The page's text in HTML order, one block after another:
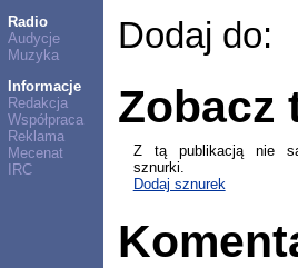
Radio
Audycje
Muzyka
Informacje
Redakcja
Współpraca
Reklama
Mecenat
IRC
Dodaj do:
Zobacz
Z tą publikacją nie
sznurki.
Dodaj sznurek